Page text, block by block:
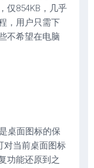
仅854KB，几乎
，用户只需下
不希望在电脑
桌面图标的保
对当前桌面图标
功能还原到之